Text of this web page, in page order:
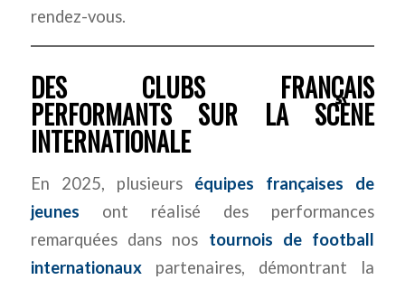
rendez-vous.
DES CLUBS FRANÇAIS
PERFORMANTS SUR LA SCÈNE
INTERNATIONALE
En 2025, plusieurs équipes françaises de
jeunes ont réalisé des performances
remarquées dans nos tournois de football
internationauxpartenaires, démontrant la